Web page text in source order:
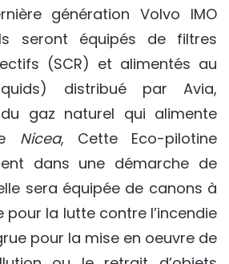
génération Volvo IMO
seront équipés de filtres
(SCR) et alimentés au
distribué par Avia,
gaz naturel qui alimente
Nicea, Cette Eco-pilotine
dans une démarche de
sera équipée de canons à
pour la lutte contre l’incendie
pour la mise en oeuvre de